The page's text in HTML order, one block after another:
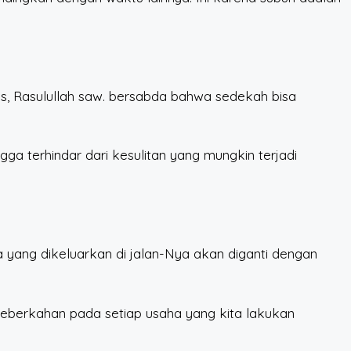
Rasulullah saw. bersabda bahwa sedekah bisa
terhindar dari kesulitan yang mungkin terjadi
dikeluarkan di jalan-Nya akan diganti dengan
pada setiap usaha yang kita lakukan